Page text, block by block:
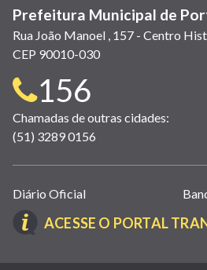
Prefeitura Municipal de
Rua João Manoel , 157 - Centro
CEP 90010-030
Telefone
para
contato:
156
Chamadas de outras cidades:
(51) 3289 0156
Links
úteis
(abrem
Diário Oficial
ACESSE O PORTAL